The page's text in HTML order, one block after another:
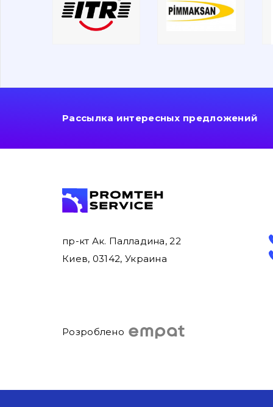
Рассылка интересных предложений
пр-кт Ак. Палладина, 22
Киев, 03142, Украина
Розроблено